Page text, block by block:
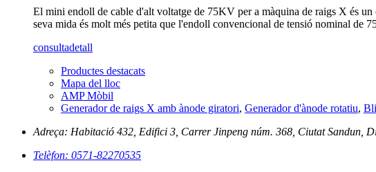
El mini endoll de cable d'alt voltatge de 75KV per a màquina de raigs X és
seva mida és molt més petita que l'endoll convencional de tensió nominal de
consultadetall
Productes destacats
Mapa del lloc
AMP Mòbil
Generador de raigs X amb ànode giratori, Generador d'ànode rotatiu,
Adreça: Habitació 432, Edifici 3, Carrer Jinpeng núm. 368, Ciutat Sandun,
Telèfon: 0571-82270535